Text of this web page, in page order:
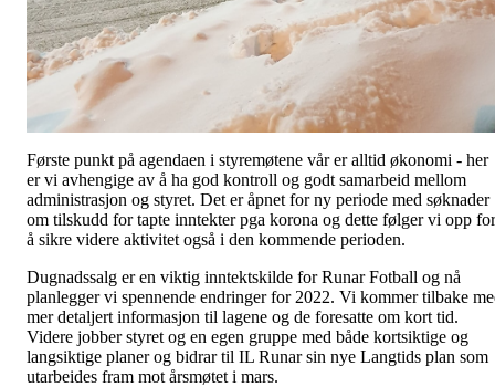
Første punkt på agendaen i styremøtene vår er alltid økonomi - her
er vi avhengige av å ha god kontroll og godt samarbeid mellom
administrasjon og styret. Det er åpnet for ny periode med søknader
om tilskudd for tapte inntekter pga korona og dette følger vi opp for
å sikre videre aktivitet også i den kommende perioden.
Dugnadssalg er en viktig inntektskilde for Runar Fotball og nå
planlegger vi spennende endringer for 2022. Vi kommer tilbake
mer detaljert informasjon til lagene og de foresatte om kort tid.
Videre jobber styret og en egen gruppe med både kortsiktige og
langsiktige planer og bidrar til IL Runar sin nye Langtids plan som
utarbeides fram mot årsmøtet i mars.